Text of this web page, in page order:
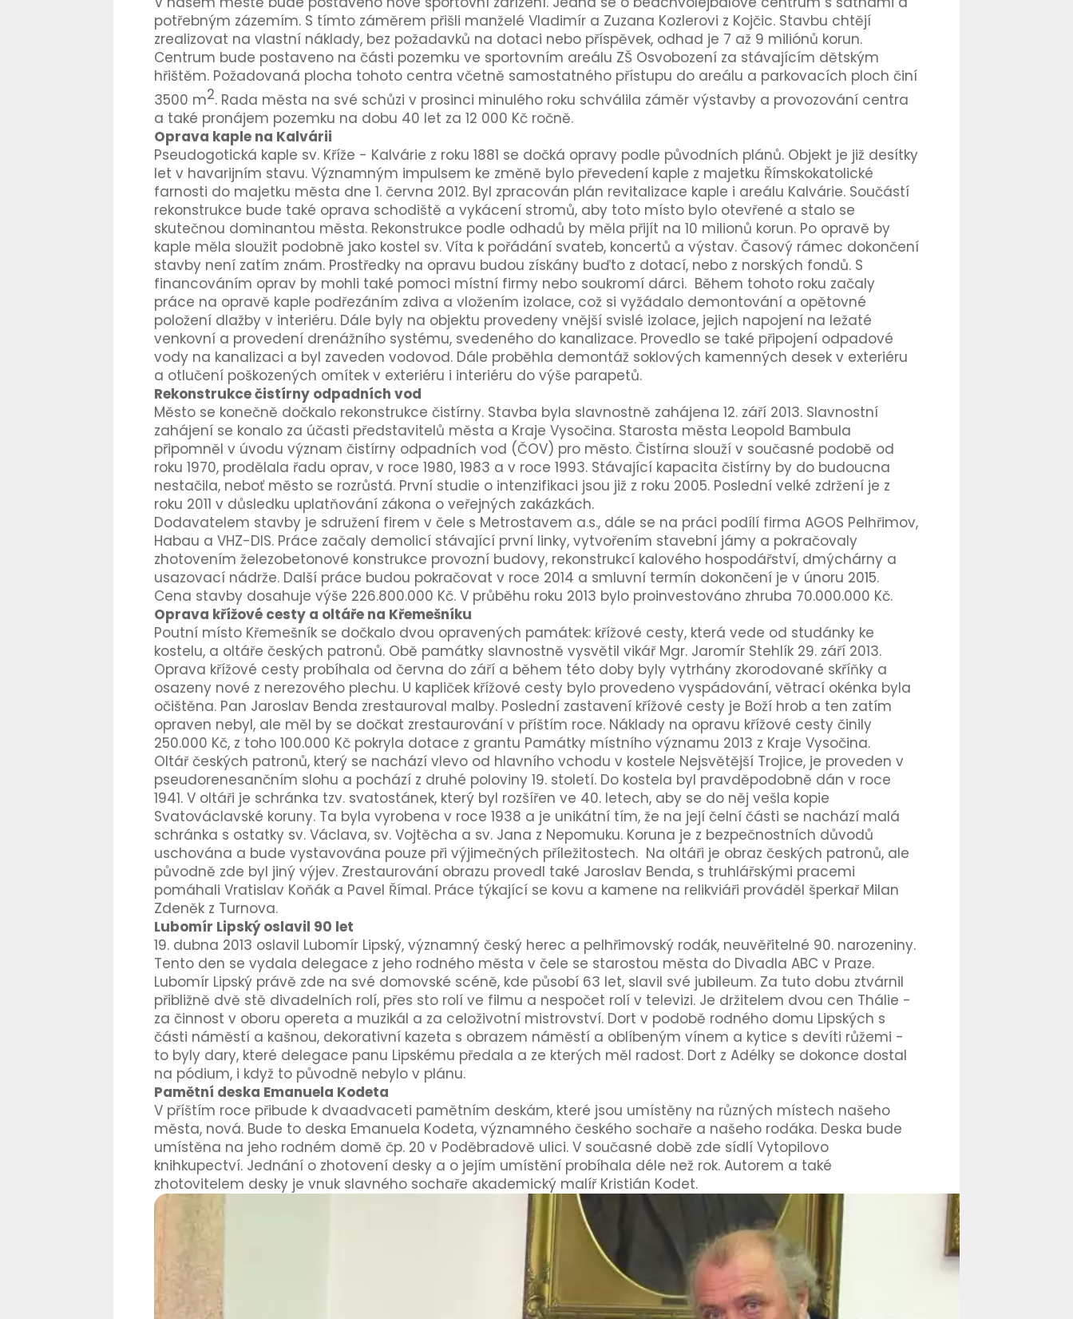
potřebným zázemím. S tímto záměrem přišli manželé Vladimír a Zuzana Kozlerovi z Kojčic. Stavbu chtějí
zrealizovat na vlastní náklady, bez požadavků na dotaci nebo příspěvek, odhad je 7 až 9 miliónů korun.
Centrum bude postaveno na části pozemku ve sportovním areálu ZŠ Osvobození za stávajícím dětským
hřištěm. Požadovaná plocha tohoto centra včetně samostatného přístupu do areálu a parkovacích ploch činí
3500 m2. Rada města na své schůzi v prosinci minulého roku schválila záměr výstavby a provozování centra
a také pronájem pozemku na dobu 40 let za 12 000 Kč ročně.
Oprava kaple na Kalvárii
Pseudogotická kaple sv. Kříže - Kalvárie z roku 1881 se dočká opravy podle původních plánů. Objekt je již desítky
let v havarijním stavu. Významným impulsem ke změně bylo převedení kaple z majetku Římskokatolické
farnosti do majetku města dne 1. června 2012. Byl zpracován plán revitalizace kaple i areálu Kalvárie. Součástí
rekonstrukce bude také oprava schodiště a vykácení stromů, aby toto místo bylo otevřené a stalo se
skutečnou dominantou města. Rekonstrukce podle odhadů by měla přijít na 10 milionů korun. Po opravě by
kaple měla sloužit podobně jako kostel sv. Víta k pořádání svateb, koncertů a výstav. Časový rámec dokončení
stavby není zatím znám. Prostředky na opravu budou získány buďto z dotací, nebo z norských fondů. S
financováním oprav by mohli také pomoci místní firmy nebo soukromí dárci. Během tohoto roku začaly
práce na opravě kaple podřezáním zdiva a vložením izolace, což si vyžádalo demontování a opětovné
položení dlažby v interiéru. Dále byly na objektu provedeny vnější svislé izolace, jejich napojení na ležaté
venkovní a provedení drenážního systému, svedeného do kanalizace. Provedlo se také připojení odpadové
vody na kanalizaci a byl zaveden vodovod. Dále proběhla demontáž soklových kamenných desek v exteriéru
a otlučení poškozených omítek v exteriéru i interiéru do výše parapetů.
Rekonstrukce čistírny odpadních vod
Město se konečně dočkalo rekonstrukce čistírny. Stavba byla slavnostně zahájena 12. září 2013. Slavnostní
zahájení se konalo za účasti představitelů města a Kraje Vysočina. Starosta města Leopold Bambula
připomněl v úvodu význam čistírny odpadních vod (ČOV) pro město. Čistírna slouží v současné podobě od
roku 1970, prodělala řadu oprav, v roce 1980, 1983 a v roce 1993. Stávající kapacita čistírny by do budoucna
nestačila, neboť město se rozrůstá. První studie o intenzifikaci jsou již z roku 2005. Poslední velké zdržení je z
roku 2011 v důsledku uplatňování zákona o veřejných zakázkách.
Dodavatelem stavby je sdružení firem v čele s Metrostavem a.s., dále se na práci podílí firma AGOS Pelhřimov,
Habau a VHZ-DIS. Práce začaly demolicí stávající první linky, vytvořením stavební jámy a pokračovaly
zhotovením železobetonové konstrukce provozní budovy, rekonstrukcí kalového hospodářství, dmýchárny a
usazovací nádrže. Další práce budou pokračovat v roce 2014 a smluvní termín dokončení je v únoru 2015.
Cena stavby dosahuje výše 226.800.000 Kč. V průběhu roku 2013 bylo proinvestováno zhruba 70.000.000 Kč.
Oprava křížové cesty a oltáře na Křemešníku
Poutní místo Křemešník se dočkalo dvou opravených památek: křížové cesty, která vede od studánky ke
kostelu, a oltáře českých patronů. Obě památky slavnostně vysvětil vikář Mgr. Jaromír Stehlík 29. září 2013.
Oprava křížové cesty probíhala od června do září a během této doby byly vytrhány zkorodované skříňky a
osazeny nové z nerezového plechu. U kapliček křížové cesty bylo provedeno vyspádování, větrací okénka byla
očištěna. Pan Jaroslav Benda zrestauroval malby. Poslední zastavení křížové cesty je Boží hrob a ten zatím
opraven nebyl, ale měl by se dočkat zrestaurování v příštím roce. Náklady na opravu křížové cesty činily
250.000 Kč, z toho 100.000 Kč pokryla dotace z grantu Památky místního významu 2013 z Kraje Vysočina.
Oltář českých patronů, který se nachází vlevo od hlavního vchodu v kostele Nejsvětější Trojice, je proveden v
pseudorenesančním slohu a pochází z druhé poloviny 19. století. Do kostela byl pravděpodobně dán v roce
1941. V oltáři je schránka tzv. svatostánek, který byl rozšířen ve 40. letech, aby se do něj vešla kopie
Svatováclavské koruny. Ta byla vyrobena v roce 1938 a je unikátní tím, že na její čelní části se nachází malá
schránka s ostatky sv. Václava, sv. Vojtěcha a sv. Jana z Nepomuku. Koruna je z bezpečnostních důvodů
uschována a bude vystavována pouze při výjimečných příležitostech. Na oltáři je obraz českých patronů, ale
původně zde byl jiný výjev. Zrestaurování obrazu provedl také Jaroslav Benda, s truhlářskými pracemi
pomáhali Vratislav Koňák a Pavel Římal. Práce týkající se kovu a kamene na relikviáři prováděl šperkař Milan
Zdeněk z Turnova.
Lubomír Lipský oslavil 90 let
19. dubna 2013 oslavil Lubomír Lipský, významný český herec a pelhřimovský rodák, neuvěřitelné 90. narozeniny.
Tento den se vydala delegace z jeho rodného města v čele se starostou města do Divadla ABC v Praze.
Lubomír Lipský právě zde na své domovské scéně, kde působí 63 let, slavil své jubileum. Za tuto dobu ztvárnil
přibližně dvě stě divadelních rolí, přes sto rolí ve filmu a nespočet rolí v televizi. Je držitelem dvou cen Thálie -
za činnost v oboru opereta a muzikál a za celoživotní mistrovství. Dort v podobě rodného domu Lipských s
části náměstí a kašnou, dekorativní kazeta s obrazem náměstí a oblíbeným vínem a kytice s devíti růžemi -
to byly dary, které delegace panu Lipskému předala a ze kterých měl radost. Dort z Adélky se dokonce dostal
na pódium, i když to původně nebylo v plánu.
Pamětní deska Emanuela Kodeta
V příštím roce přibude k dvaadvaceti pamětním deskám, které jsou umístěny na různých místech našeho
města, nová. Bude to deska Emanuela Kodeta, významného českého sochaře a našeho rodáka. Deska bude
umístěna na jeho rodném domě čp. 20 v Poděbradově ulici. V současné době zde sídlí Vytopilovo
knihkupectví. Jednání o zhotovení desky a o jejím umístění probíhala déle než rok. Autorem a také
zhotovitelem desky je vnuk slavného sochaře akademický malíř Kristián Kodet.